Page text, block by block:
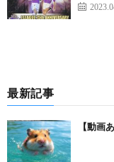
最新記事
【動画